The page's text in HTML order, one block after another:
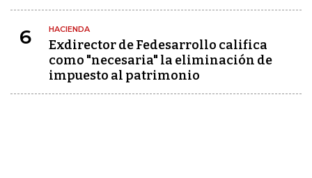
6 HACIENDA
Exdirector de Fedesarrollo califica
como "necesaria" la eliminación de
impuesto al patrimonio